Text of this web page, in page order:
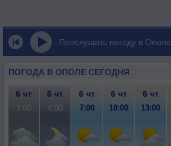
Прослушать погоду в Ополе
ПОГОДА В ОПОЛЕ СЕГОДНЯ
6 чт 6 чт 6 чт 6 чт 6 чт
1:00 4:00 7:00 10:00 13:00